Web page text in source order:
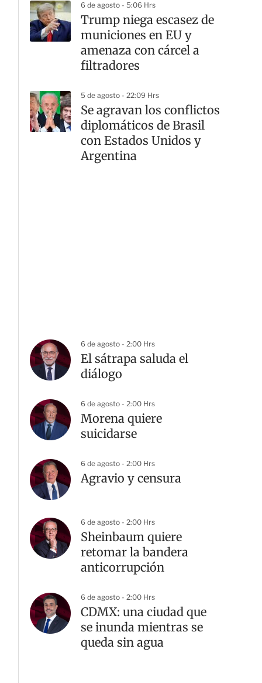
6 de agosto - 5:06 Hrs
Trump niega escasez de
municiones en EU y
amenaza con cárcel a
filtradores
5 de agosto - 22:09 Hrs
Se agravan los conflictos
diplomáticos de Brasil
con Estados Unidos y
Argentina
6 de agosto - 2:00 Hrs
El sátrapa saluda el
diálogo
6 de agosto - 2:00 Hrs
Morena quiere
suicidarse
6 de agosto - 2:00 Hrs
Agravio y censura
6 de agosto - 2:00 Hrs
Sheinbaum quiere
retomar la bandera
anticorrupción
6 de agosto - 2:00 Hrs
CDMX: una ciudad que
se inunda mientras se
queda sin agua